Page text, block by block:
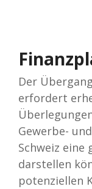
Der
erfordert
Gewerbe-
Schweiz
darstellen
potenziellen